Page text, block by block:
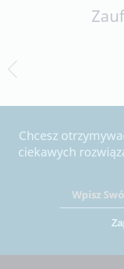
Chcesz
ciekawych